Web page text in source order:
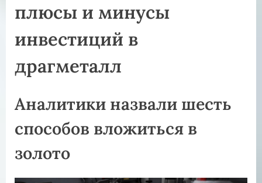
плюсы и минусы
инвестиций в
драгметалл
Аналитики назвали шесть
способов вложиться в
золото